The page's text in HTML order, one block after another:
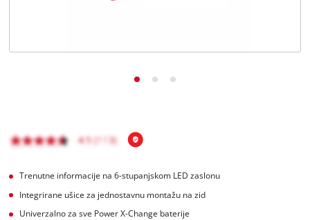
Trenutne informacije na 6-stupanjskom LED zaslonu
Integrirane ušice za jednostavnu montažu na zid
Univerzalno za sve Power X-Change baterije